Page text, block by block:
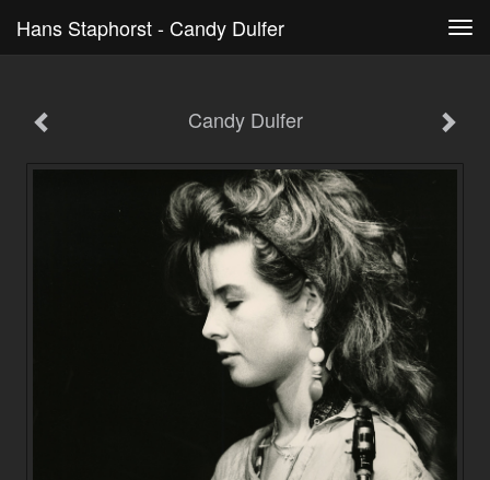
Hans Staphorst - Candy Dulfer
Candy Dulfer